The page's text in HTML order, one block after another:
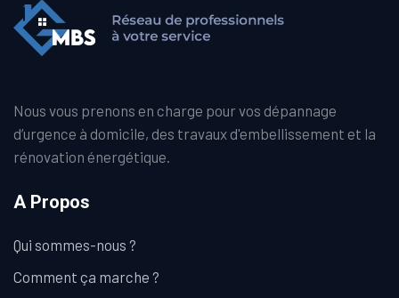
Nous vous prenons en charge pour vos dépannage
d’urgence à domicile, des travaux d'embellissement et la
rénovation énergétique.
A Propos
Qui sommes-nous ?
Comment ça marche ?